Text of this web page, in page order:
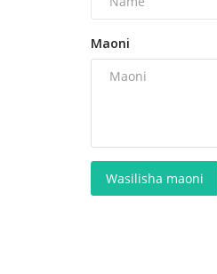
Maoni
Wasilisha maoni